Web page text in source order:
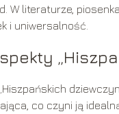
W literaturze,
i uniwersalność.
co czyni ją